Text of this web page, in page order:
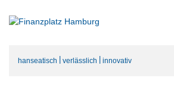
hanseatisch verlässlich innovativ